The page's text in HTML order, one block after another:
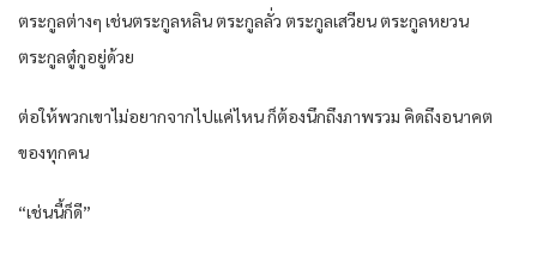
ตระกูล​ต่างๆ​ เช่น​ตระกูล​หลิน​ ตระกูล​ลั่ว​ ตระกูล​เสวียน​ ตระกูล​หยวน​
ตระกูล​ตู๋​กู​อยู่​ด้วย​
ต่อให้​พวกเขา​ไม่อยาก​จากไป​แค่​ไหน​ ก็​ต้อง​นึกถึง​ภาพรวม​ คิดถึง​อนาคต​
ของ​ทุกคน​
“เช่นนี้​ก็ดี​”